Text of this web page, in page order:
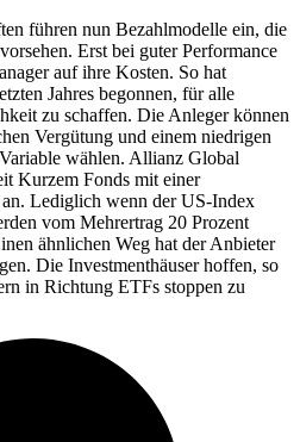
führen nun Bezahlmodelle ein, die
Erst bei guter Performance
auf ihre Kosten. So hat
Jahres begonnen, für alle
zu schaffen. Die Anleger können
Vergütung und einem niedrigen
wählen. Allianz Global
Kurzem Fonds mit einer
Lediglich wenn der US-Index
vom Mehrertrag 20 Prozent
ähnlichen Weg hat der Anbieter
Die Investmenthäuser hoffen, so
in Richtung ETFs stoppen zu